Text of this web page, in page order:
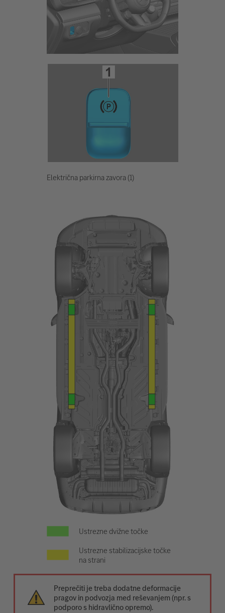
Električna parkirna zavora (1)
Ustrezne dvižne točke
Ustrezne stabilizacijske točke
na strani
Preprečiti je treba dodatne deformacije
pragov in podvozja med reševanjem (npr. s
podporo s hidravlično opremo).